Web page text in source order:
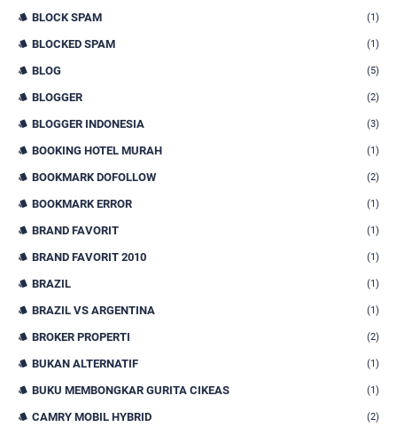
BLOCK SPAM (1)
BLOCKED SPAM (1)
BLOG (5)
BLOGGER (2)
BLOGGER INDONESIA (3)
BOOKING HOTEL MURAH (1)
BOOKMARK DOFOLLOW (2)
BOOKMARK ERROR (1)
BRAND FAVORIT (1)
BRAND FAVORIT 2010 (1)
BRAZIL (1)
BRAZIL VS ARGENTINA (1)
BROKER PROPERTI (2)
BUKAN ALTERNATIF (1)
BUKU MEMBONGKAR GURITA CIKEAS (1)
CAMRY MOBIL HYBRID (2)